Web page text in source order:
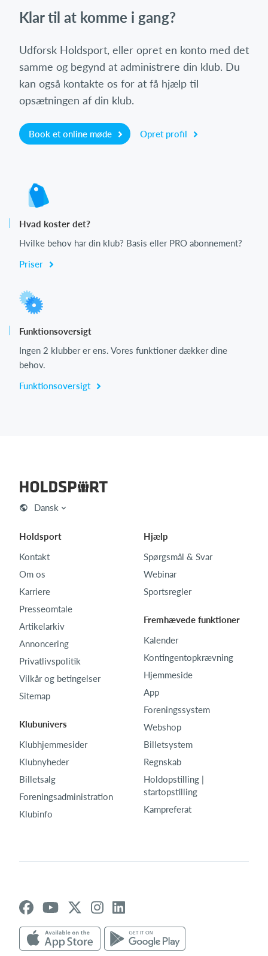
Klar til at komme i gang?
Udforsk Holdsport, eller opret en konto med det
samme og begynd at administrere din klub. Du
kan også kontakte os for at få hjælp til
opsætningen af din klub.
Book et online møde Opret profil
Hvad koster det?
Hvilke behov har din klub? Basis eller PRO abonnement?
Priser
Funktionsoversigt
Ingen 2 klubber er ens. Vores funktioner dækker dine
behov.
Funktionsoversigt
Dansk
Holdsport
Kontakt
Om os
Karriere
Presseomtale
Artikelarkiv
Annoncering
Privatlivspolitik
Vilkår og betingelser
Sitemap
Klubunivers
Klubhjemmesider
Klubnyheder
Billetsalg
Foreningsadministration
Klubinfo
Hjælp
Spørgsmål & Svar
Webinar
Sportsregler
Fremhævede funktioner
Kalender
Kontingentopkrævning
Hjemmeside
App
Foreningssystem
Webshop
Billetsystem
Regnskab
Holdopstilling |
startopstilling
Kampreferat